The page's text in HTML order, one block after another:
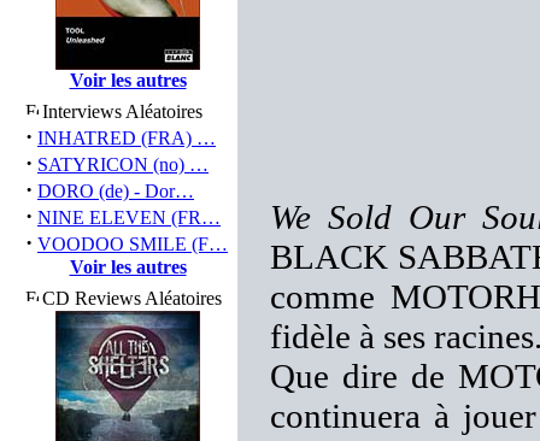
Voir les autres
Interviews Aléatoires
· INHATRED (FRA) …
· SATYRICON (no) …
· DORO (de) - Dor…
· NINE ELEVEN (FR…
· VOODOO SMILE (F…
Voir les autres
CD Reviews Aléatoires
We Sold Our
BLACK
comme
fidèle à ses
Que dire de
continuera à